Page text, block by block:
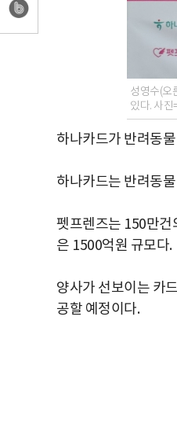
성영수(오
있다. 사진
하나카드가 반려동
하나카드는 반려동
펫프렌즈는 150만건
은 1500억원 규모다.
양사가 선보이는 카
공할 예정이다.